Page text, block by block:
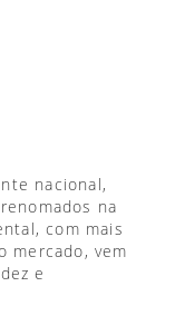
nacional,
na
com mais
mercado, vem
e